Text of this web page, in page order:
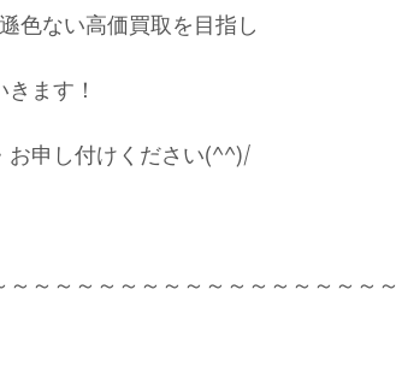
色ない高価買取を目指し
ます！
お申し付けください(^^)/
～～～～～～～～～～～～～～～～